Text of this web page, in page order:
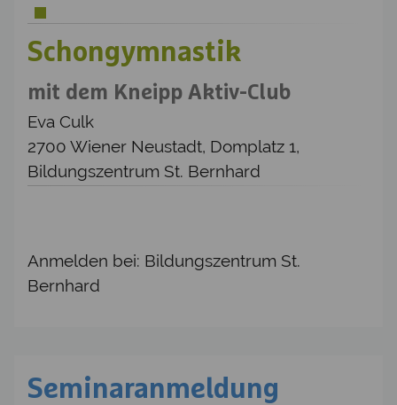
Schongymnastik
mit dem Kneipp Aktiv-Club
Eva Culk
2700 Wiener Neustadt, Domplatz 1,
Bildungszentrum St. Bernhard
Anmelden bei: Bildungszentrum St.
Bernhard
Seminaranmeldung